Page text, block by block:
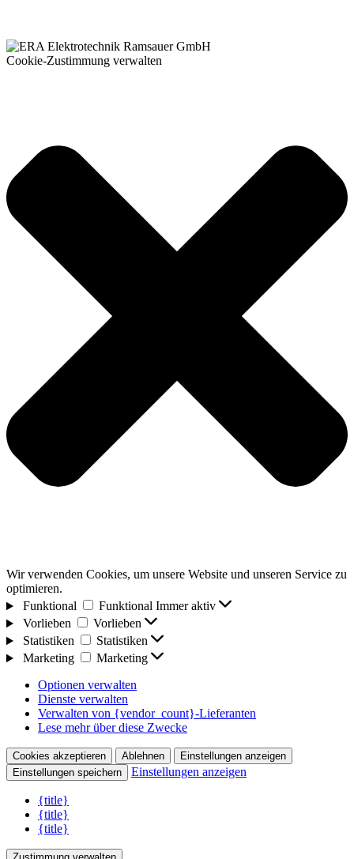
Cookie-Zustimmung verwalten
Wir verwenden Cookies, um unsere Website und unseren Service zu
optimieren.
Funktional
Funktional Immer aktiv
Vorlieben
Vorlieben
Statistiken
Statistiken
Marketing
Marketing
Optionen verwalten
Dienste verwalten
Verwalten von {vendor_count}-Lieferanten
Lese mehr über diese Zwecke
Cookies akzeptieren Ablehnen
Einstellungen anzeigen
Einstellungen speichern
Einstellungen anzeigen
{title}
{title}
{title}